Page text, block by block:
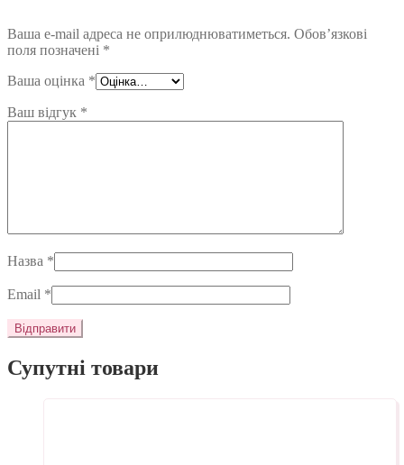
Ваша e-mail адреса не оприлюднюватиметься. Обов’язкові
поля позначені *
Ваша оцінка *
Ваш відгук *
Назва *
Email *
Супутні товари